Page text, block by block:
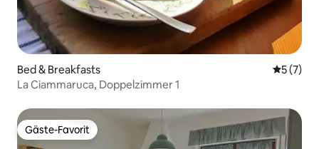
Bed & Breakfasts
5 (7)
La Ciammaruca, Doppelzimmer 1
Gäste-Favorit
Gäste-Favorit